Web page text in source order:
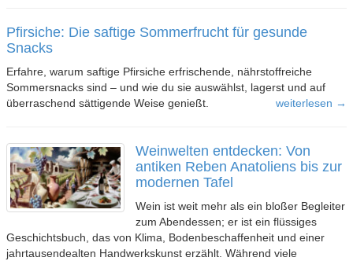
Pfirsiche: Die saftige Sommerfrucht für gesunde
Snacks
Erfahre, warum saftige Pfirsiche erfrischende, nährstoffreiche
Sommersnacks sind – und wie du sie auswählst, lagerst und auf
überraschend sättigende Weise genießt.
weiterlesen →
Weinwelten entdecken: Von
antiken Reben Anatoliens bis zur
modernen Tafel
Wein ist weit mehr als ein bloßer Begleiter
zum Abendessen; er ist ein flüssiges
Geschichtsbuch, das von Klima, Bodenbeschaffenheit und einer
jahrtausendealten Handwerkskunst erzählt. Während viele